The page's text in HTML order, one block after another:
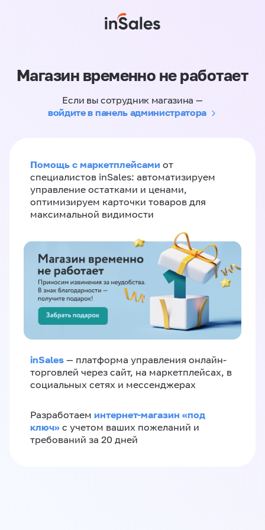
Магазин временно не работает
Если вы сотрудник магазина —
войдите в панель администратора
Помощь с маркетплейсами от
специалистов inSales: автоматизируем
управление остатками и ценами,
оптимизируем карточки товаров для
максимальной видимости
inSales — платформа управления онлайн-
торговлей через сайт, на маркетплейсах, в
социальных сетях и мессенджерах
Разработаем интернет-магазин «‎под
ключ»‎ с учетом ваших пожеланий и
требований за 20 дней